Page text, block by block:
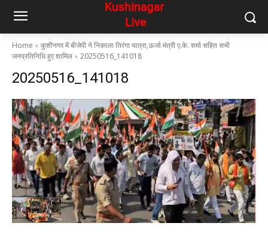
Home
कुशीनगर में बीजेपी ने निकाला तिरंगा यात्रा,ऊर्जा मंत्री ए.के. शर्मा सहित सभी
जनप्रतिनिधि हुए शामिल
20250516_141018
20250516_141018